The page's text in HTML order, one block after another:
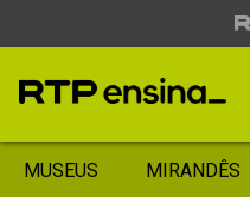
MUSEUS MIRANDÊS